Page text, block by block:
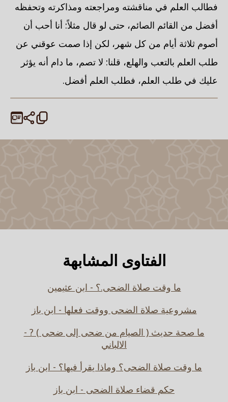
فطالب العلم في مناقشته ومراجعته ومذاكرته وتحفظه
أفضل من القائم الصائم، حتى لو قال مثلاً: أنا أحب أن
أصوم ثلاثة أيام من كل شهر، لكن إذا صمت عوقني عن
طلب العلم بالتعب والهلع، قلنا: لا تصم، ما دام أنه يؤثر
عليك في طلب العلم، فطلب العلم أفضل.
الفتاوى المشابهة
ما وقت صلاة الضحى.؟ - ابن عثيمين
مشروعية صلاة الضحى ووقت فعلها - ابن باز
ما صحة حديث ( الصيام من ضحى إلى ضحى ) ? -
الالباني
ما وقت صلاة الضحى؟ وماذا يقرأ فيها؟ - ابن باز
حكم قضاء صلاة الضحى - ابن باز